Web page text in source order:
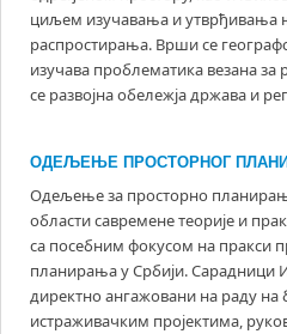
циљем изучавања и утврђивања
распростирања. Врши се
изучава проблематика везана за
се развојна обележја држава и
ОДЕЉЕЊЕ ПРОСТОРНОГ
Одељење за просторно
области савремене теорије и
са посебним фокусом на пракси
планирања у Србији. Сарадници
директно ангажовани на раду на
истраживачким пројектима,